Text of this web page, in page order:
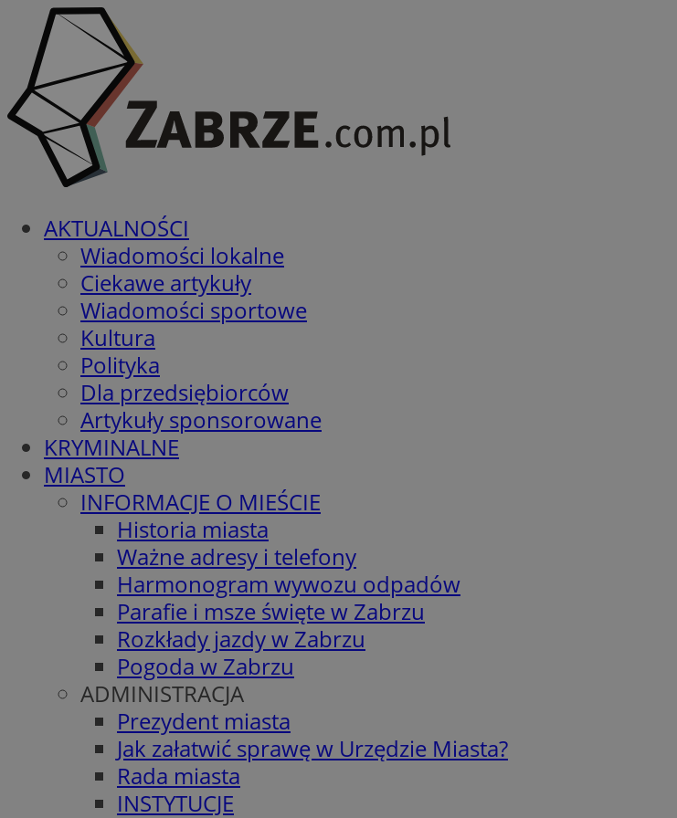
AKTUALNOŚCI
Wiadomości lokalne
Ciekawe artykuły
Wiadomości sportowe
Kultura
Polityka
Dla przedsiębiorców
Artykuły sponsorowane
KRYMINALNE
MIASTO
INFORMACJE O MIEŚCIE
Historia miasta
Ważne adresy i telefony
Harmonogram wywozu odpadów
Parafie i msze święte w Zabrzu
Rozkłady jazdy w Zabrzu
Pogoda w Zabrzu
ADMINISTRACJA
Prezydent miasta
Jak załatwić sprawę w Urzędzie Miasta?
Rada miasta
INSTYTUCJE